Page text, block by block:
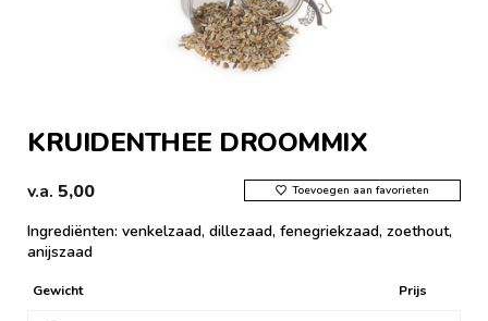
KRUIDENTHEE DROOMMIX
v.a. 5,00 Toevoegen aan favorieten
Ingrediënten: venkelzaad, dillezaad, fenegriekzaad, zoethout,
anijszaad
Gewicht Prijs